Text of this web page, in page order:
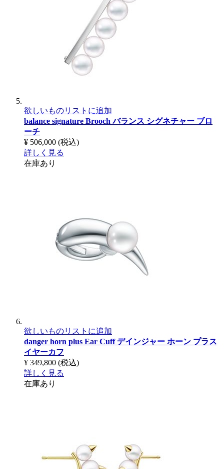
欲しいものリストに追加
balance signature Broochバランス シグネチャー ブロ
ーチ
¥ 506,000 (税込)
詳しく見る
在庫あり
欲しいものリストに追加
danger horn plus Ear Cuffデインジャー ホーン プラス
イヤーカフ
¥ 349,800 (税込)
詳しく見る
在庫あり